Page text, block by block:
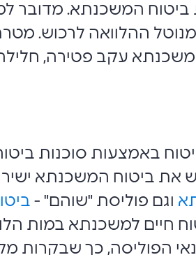
המשכנתא. מדובר
ההלוואה לרכוש.
עקב פטירה,
באמצעות סוכנות
את ביטוח המשכנתא
וגם פוליסת "שוהם" -
חיים למשכנתא במות
הפוליסה, כך שבקרות